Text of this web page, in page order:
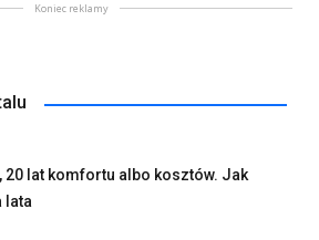
Koniec reklamy
20 lat komfortu albo kosztów. Jak
lata